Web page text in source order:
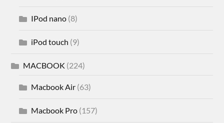
IPod nano (8)
iPod touch (9)
MACBOOK (224)
Macbook Air (63)
Macbook Pro (157)